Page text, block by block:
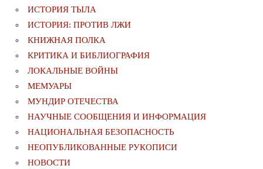
ИСТОРИЯ ТЫЛА
ИСТОРИЯ: ПРОТИВ ЛЖИ
КНИЖНАЯ ПОЛКА
КРИТИКА И БИБЛИОГРАФИЯ
ЛОКАЛЬНЫЕ ВОЙНЫ
МЕМУАРЫ
МУНДИР ОТЕЧЕСТВА
НАУЧНЫЕ СООБЩЕНИЯ И ИНФОРМАЦИЯ
НАЦИОНАЛЬНАЯ БЕЗОПАСНОСТЬ
НЕОПУБЛИКОВАННЫЕ РУКОПИСИ
НОВОСТИ